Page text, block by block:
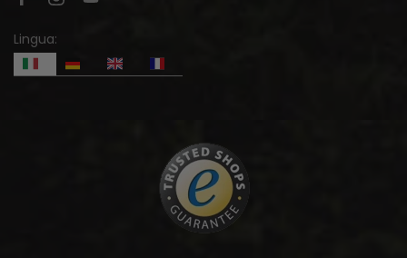
Lingua: